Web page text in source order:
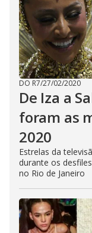
DO R7/27/02/2020
De Iza a
foram as
2020
Estrelas da
durante os
no Rio de Janeiro